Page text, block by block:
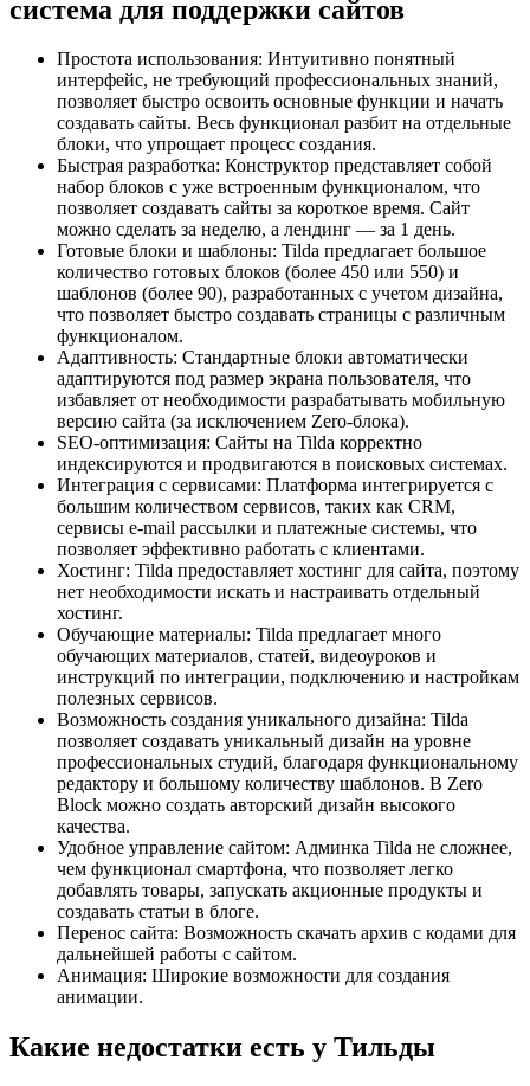
система для поддержки сайтов
Простота использования: Интуитивно понятный
интерфейс, не требующий профессиональных знаний,
позволяет быстро освоить основные функции и начать
создавать сайты. Весь функционал разбит на отдельные
блоки, что упрощает процесс создания.
Быстрая разработка: Конструктор представляет собой
набор блоков с уже встроенным функционалом, что
позволяет создавать сайты за короткое время. Сайт
можно сделать за неделю, а лендинг — за 1 день.
Готовые блоки и шаблоны: Tilda предлагает большое
количество готовых блоков (более 450 или 550) и
шаблонов (более 90), разработанных с учетом дизайна,
что позволяет быстро создавать страницы с различным
функционалом.
Адаптивность: Стандартные блоки автоматически
адаптируются под размер экрана пользователя, что
избавляет от необходимости разрабатывать мобильную
версию сайта (за исключением Zero-блока).
SEO-оптимизация: Сайты на Tilda корректно
индексируются и продвигаются в поисковых системах.
Интеграция с сервисами: Платформа интегрируется с
большим количеством сервисов, таких как CRM,
сервисы e-mail рассылки и платежные системы, что
позволяет эффективно работать с клиентами.
Хостинг: Tilda предоставляет хостинг для сайта, поэтому
нет необходимости искать и настраивать отдельный
хостинг.
Обучающие материалы: Tilda предлагает много
обучающих материалов, статей, видеоуроков и
инструкций по интеграции, подключению и настройкам
полезных сервисов.
Возможность создания уникального дизайна: Tilda
позволяет создавать уникальный дизайн на уровне
профессиональных студий, благодаря функциональному
редактору и большому количеству шаблонов. В Zero
Block можно создать авторский дизайн высокого
качества.
Удобное управление сайтом: Админка Tilda не сложнее,
чем функционал смартфона, что позволяет легко
добавлять товары, запускать акционные продукты и
создавать статьи в блоге.
Перенос сайта: Возможность скачать архив с кодами для
дальнейшей работы с сайтом.
Анимация: Широкие возможности для создания
анимации.
Какие недостатки есть у Тильды